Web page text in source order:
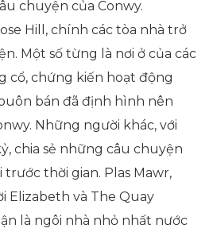
chuyện của Conwy.
Hill, chính các tòa nhà trở
Một số từng là nơi ở của các
cổ, chứng kiến hoạt động
bán đã định hình nên
Những người khác, với
chia sẻ những câu chuyện
thời gian. Plas Mawr,
Elizabeth và The Quay
là ngôi nhà nhỏ nhất nước